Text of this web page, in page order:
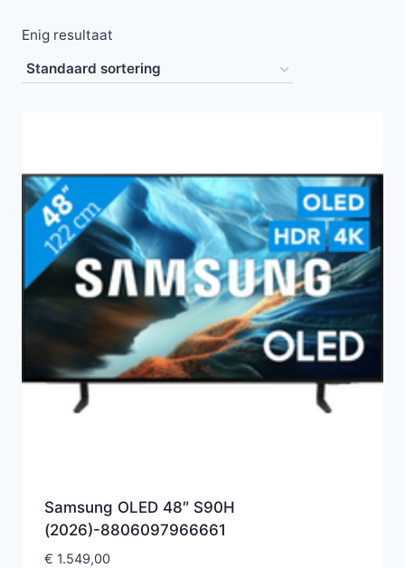
Enig resultaat
Samsung OLED 48″ S90H
(2026)-8806097966661
€ 1.549,00